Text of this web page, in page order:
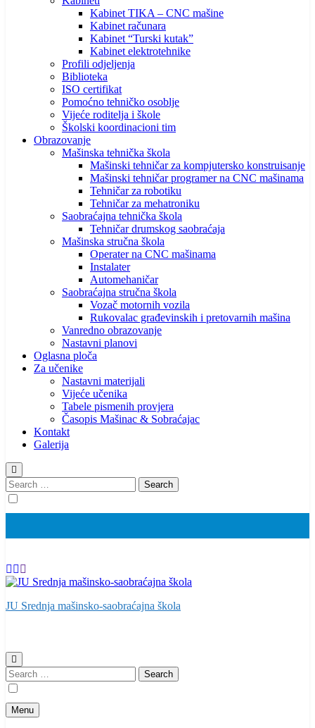
Kabinet TIKA – CNC mašine
Kabinet računara
Kabinet “Turski kutak”
Kabinet elektrotehnike
Profili odjeljenja
Biblioteka
ISO certifikat
Pomoćno tehničko osoblje
Vijeće roditelja i škole
Školski koordinacioni tim
Obrazovanje
Mašinska tehnička škola
Mašinski tehničar za kompjutersko konstruisanje
Mašinski tehničar programer na CNC mašinama
Tehničar za robotiku
Tehničar za mehatroniku
Saobraćajna tehnička škola
Tehničar drumskog saobraćaja
Mašinska stručna škola
Operater na CNC mašinama
Instalater
Automehaničar
Saobraćajna stručna škola
Vozač motornih vozila
Rukovalac građevinskih i pretovarnih mašina
Vanredno obrazovanje
Nastavni planovi
Oglasna ploča
Za učenike
Nastavni materijali
Vijeće učenika
Tabele pismenih provjera
Časopis Mašinac & Sobraćajac
Kontakt
Galerija
Search
for:
JU Srednja mašinsko-saobraćajna škola
Search
for:
Menu